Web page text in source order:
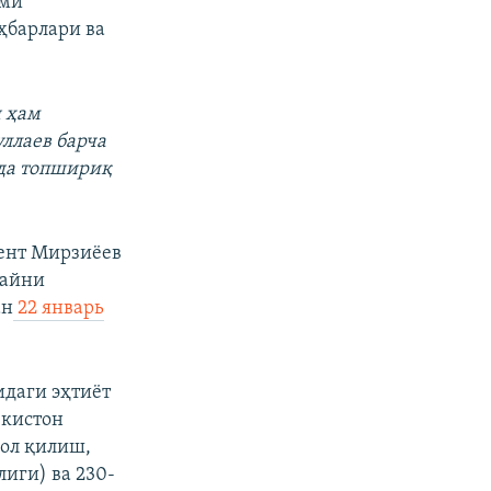
ва
ҳам
барча
топшириқ
Мирзиëев
22 январь
эҳтиëт
қилиш,
ва 230-